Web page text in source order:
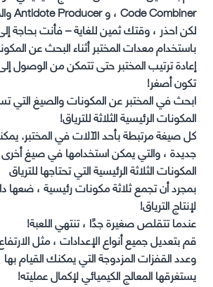
Code Combiner ، و Antidote Producer والمزيد!
لكن احذر ، وقتك ثمين للغاية – فأنت بحاجة
باستخدام معدات المختبر أثناء البحث عن
إعادة ترتيب المختبر حتى تتمكن من الوصول
تكون أصغر!
ابحث في المختبر عن المكونات والصيغ التي
المكونات الرئيسية الثلاثة للترياق!
كل صيغة مرتبطة بأحد الآلات في المختبر.
جديدة ، والتي يمكن استخدامها في صيغ
المكونات الثلاثة الرئيسية التي تحتاجها للترياق
بمجرد أن تجمع ثلاثة مكونات رئيسية ، ضعها
لإنتاج الترياق!
عندما تتقلص صغيرة جدًا ، تنتهي اللعبة!
قم بتعديل جميع أنواع الإعدادات ، مثل
وعدد القفزات المزدوجة التي يمكنك القيام بها
يستغرقها المعالج الكيميائي لإكمال عمليته!